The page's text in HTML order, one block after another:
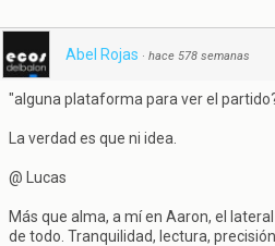
Abel Rojas · hace 578 semanas
"alguna plataforma para ver el
La verdad es que ni idea.
@ Lucas
Más que alma, a mí en Aaron, el
de todo. Tranquilidad, lectura,